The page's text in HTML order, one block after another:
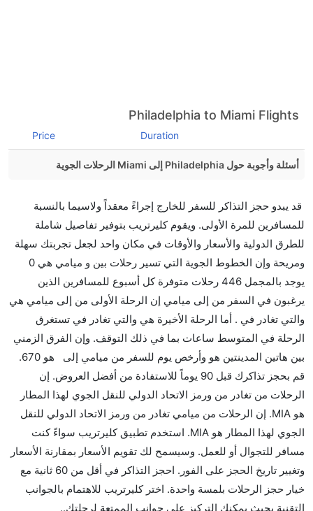
Philadelphia to Miami Flights
Duration
Price
أسئلة وأجوبة حول Philadelphia إلى Miami الرحلات الجوية
رحلة مباشرة من إلىميامي مما تستغرقه الخطوط الجوية
الأخرى؟
نعم. توفر كل من American Airlines أسرع رحلات
الطيران على هذا الطريق،
هل توفر شركات الطيران مساحة إضافية للنوم؟
كثير من خطوط طيران درجة رجال الأعمال توفر مساحة
إضافية للنوم.
هل يمكنني حمل طعامي الخاص؟
نعم، يمكنك حمل طعامك الخاص، و لكن يجب أن يكون معبئا
بشكل جيد.
هل سيقدم لي الكحول على متن رحلة من إلى ميامي؟
لا تقدم شركة الطيران الكحول على متن رحلة داخلية. يتم
تقديم الكحول على متن الرحلات الدولية فقط.
ما متوسط أسعار رحلة الدرجة الاقتصادية من إلى ميامي؟
تتراوح أسعار رحلة الدرجة الاقتصادية من AED 670 إلى
قد يبدو حجز التذاكر للسفر للخارج إجراءً معقداً ولاسيما بالنسبة
للمسافرين للمرة الأولى. ويقوم كليرتريب بتوفير تفاصيل شاملة
للطرق الدولية والأسعار والأوقات في مكان واحد لجعل تجربتك سهلة
ومريحة وإن الخطوط الجوية التي تسير رحلات بين و ميامي هي 0
يوجد بالمجمل 446 رحلات متوفرة كل أسبوع للمسافرين الذين
يرغبون في السفر من إلى ميامي إن الرحلة الأولى من إلى ميامي هي
والتي تغادر في . أما الرحلة الأخيرة هي والتي تغادر في تستغرق
الرحلة في المتوسط ساعات بما في ذلك التوقف. وإن الفرق الزمني
بين هاتين المدينتين هو وأرخص يوم للسفر من ميامي إلى هو 670.
قم بحجز تذاكرك قبل 90 يوماً للاستفادة من أفضل العروض. إن
الرحلات من تغادر من ورمز الاتحاد الدولي للنقل الجوي لهذا المطار
هو MIA. إن الرحلات من ميامي تغادر من ورمز الاتحاد الدولي للنقل
الجوي لهذا المطار هو MIA. استخدم تطبيق كليرتريب سواءً كنت
مسافر للتجوال أو للعمل. وسيسمح لك تقويم الأسعار بمقارنة الأسعار
وتغيير تاريخ الحجز على الفور. احجز التذاكر في أقل من 60 ثانية مع
خيار حجز الرحلات بلمسة واحدة. اختر كليرتريب للاهتمام بالجوانب
التقنية بحيث يمكنك التركيز على جوانب الممتعة لرحلتك..